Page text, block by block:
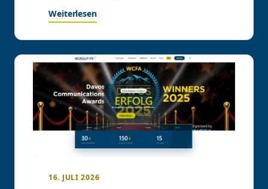
Weiterlesen
16. JULI 2026